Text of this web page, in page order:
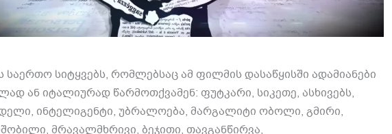
საერთო სიტყვებს, რომლებსაც ამ ფილმის დასაწყისში ადამიანები
ან იტალიურად წარმოთქვამენ: ფუტკარი, სიკეთე, ასხივებს,
ინტელიგენტი, უბრალოება, მარგალიტი ობოლი, გმირი,
მრავალმხრივი, ბეჯითი, თავგანწირვა,